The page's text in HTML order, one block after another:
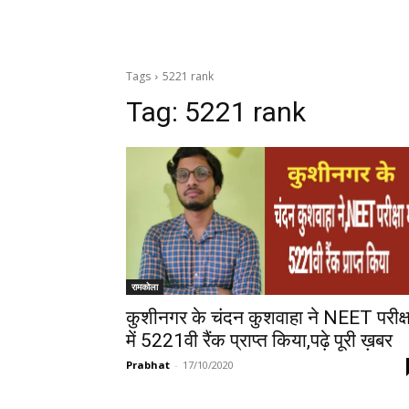
Tags 5221 rank
Tag: 5221 rank
रामकोला
कुशीनगर के चंदन कुशवाहा ने NEET
में 5221वी रैंक प्राप्त किया,पढ़े पूरी ख़बर
Prabhat - 17/10/2020